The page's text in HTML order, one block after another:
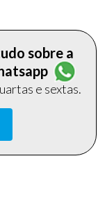
sobre a
e sextas.